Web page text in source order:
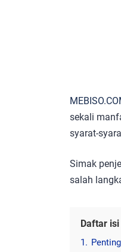
sekali
syarat-
Simak
salah
Daftar isi
1.